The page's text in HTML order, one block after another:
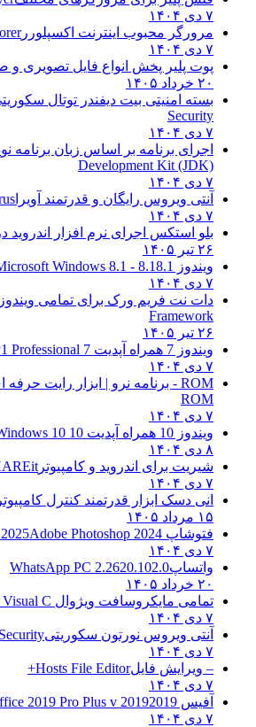
۷ دی ۱۴۰۴
مرورگر محبوب اینترنت اکسپلورر
۷ دی ۱۴۰۴
پوت پلیر پخش انواع فایل تصویری و
۲۰ خرداد ۱۴۰۵
بسته امنیتی بیت دیفندر توتال
Security
۷ دی ۱۴۰۴
اجرای برنامه بر اساس زبان برنامه
Development Kit (JDK)
۷ دی ۱۴۰۴
آنتی ویروس رایگان و قدرتمند آویرا
۷ دی ۱۴۰۴
بلو استکس اجرای نرم افزار اندروید
۲۶ تیر ۱۴۰۵
ویندوز 8.1
8.1 - Microsoft Windows 8.1
۷ دی ۱۴۰۴
دات نت فریم ورک برای تمامی
Framework
۲۶ تیر ۱۴۰۵
ویندوز 7 همراه آپدیت 7 SP1
Professional
۷ دی ۱۴۰۴
ROM - برنامه نرو | ابزار رایت حرفه ای و
ROM
۷ دی ۱۴۰۴
ویندوز 10 همراه آپدیت 10 22H2
10
۸ دی ۱۴۰۴
شیریت برای اندروید و کامپیوتر
۷ دی ۱۴۰۴
انی دسک ابزار قدرتمند کنترل
۱۵ مرداد ۱۴۰۵
فتوشاپ CC 2025 Adobe Photoshop 2024
۷ دی ۱۴۰۴
واتساپWhatsApp PC 2.2620.102.0
۲۰ خرداد ۱۴۰۵
تمامی مایکروسافت ویژوال C C++
۷ دی ۱۴۰۴
آنتی ویروس نورتون سکوریتی
۷ دی ۱۴۰۴
– ویرایش فایلHosts File Editor+
۷ دی ۱۴۰۴
آفیس 2019 2019 Microsoft Office 2019 Pro Plus v
۷ دی ۱۴۰۴